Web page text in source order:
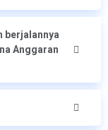
berjalannya
Anggaran